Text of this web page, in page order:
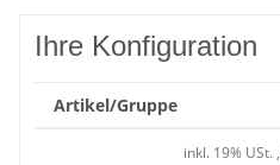
Ihre Konfiguration
Artikel/Gruppe
inkl. 19% USt. ,